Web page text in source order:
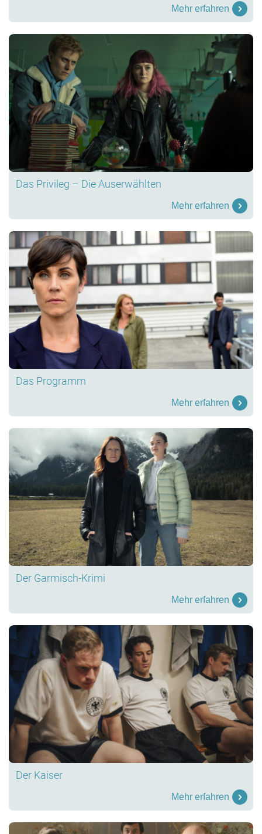
Mehr erfahren
Das Privileg – Die Auserwählten
Mehr erfahren
Das Programm
Mehr erfahren
Der Garmisch-Krimi
Mehr erfahren
Der Kaiser
Mehr erfahren